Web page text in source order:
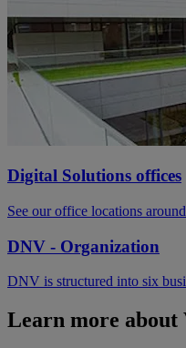
Digital Solutions offices
See our office locations
DNV - Organization
DNV is structured into six
Learn more about